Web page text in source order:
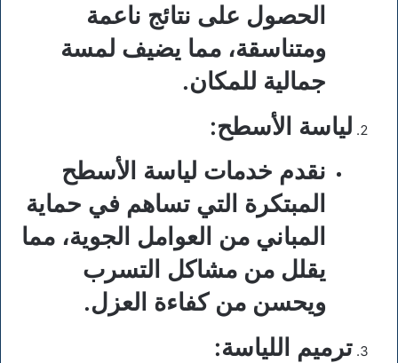
الحصول على نتائج ناعمة
ومتناسقة، مما يضيف لمسة
جمالية للمكان.
لياسة الأسطح:
نقدم خدمات لياسة الأسطح
المبتكرة التي تساهم في حماية
المباني من العوامل الجوية، مما
يقلل من مشاكل التسرب
ويحسن من كفاءة العزل.
ترميم اللياسة: